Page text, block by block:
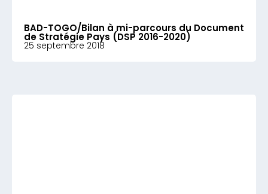
BAD-TOGO/Bilan à mi-parcours du Document
de Stratégie Pays (DSP 2016-2020)
25 septembre 2018